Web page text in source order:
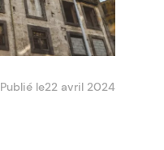
Publié le22 avril 2024